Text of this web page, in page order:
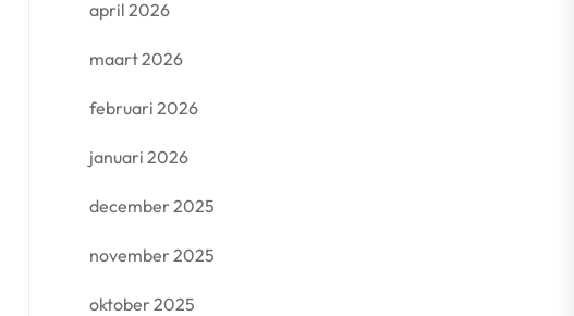
april 2026
maart 2026
februari 2026
januari 2026
december 2025
november 2025
oktober 2025